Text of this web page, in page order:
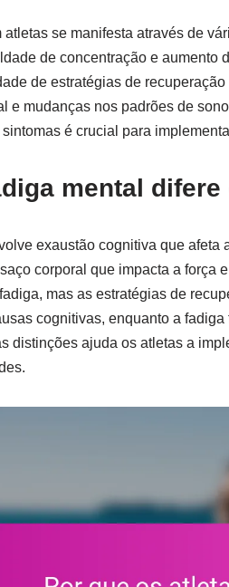
atletas se manifesta através de
de concentração e aumento
de estratégias de
e mudanças nos padrões de
é crucial para
mental
exaustão cognitiva que
corporal que impacta a força
mas as estratégias de
cognitivas, enquanto a
distinções ajuda os atletas a